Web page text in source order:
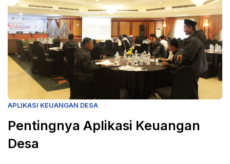
APLIKASI KEUANGAN DESA
Pentingnya Aplikasi Keuangan
Desa